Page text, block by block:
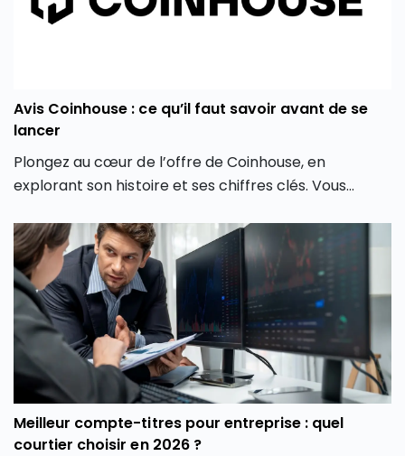
Avis Coinhouse : ce qu’il faut savoir avant de se
lancer
Plongez au cœur de l’offre de Coinhouse, en
explorant son histoire et ses chiffres clés. Vous
monnaies disponibles, les frais associés, et comment
la plateforme crypto Coinhouse vous permet de
mieux gérer vos investissements en monnaie
virtuelle.
Meilleur compte-titres pour entreprise : quel
courtier choisir en 2026 ?